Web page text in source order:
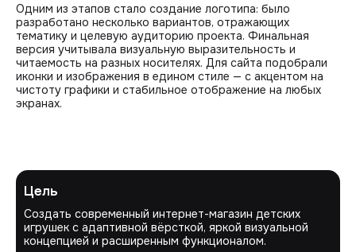
Одним из этапов стало создание логотипа: было
разработано несколько вариантов, отражающих
тематику и целевую аудиторию проекта. Финальная
версия учитывала визуальную выразительность и
читаемость на разных носителях. Для сайта подобрали
иконки и изображения в едином стиле — с акцентом на
чистоту графики и стабильное отображение на любых
экранах.
Цель
Создать современный интернет-магазин детских
игрушек с адаптивной вёрсткой, яркой визуальной
концепцией и расширенным функционалом.